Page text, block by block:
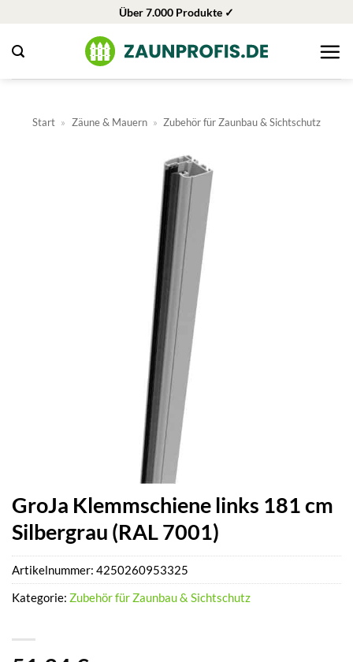
springen
Über 7.000 Produkte ✓
Start » Zäune & Mauern » Zubehör für Zaunbau & Sichtschutz
GroJa Klemmschiene links 181 cm
Silbergrau (RAL 7001)
Artikelnummer: 4250260953325
Kategorie: Zubehör für Zaunbau & Sichtschutz